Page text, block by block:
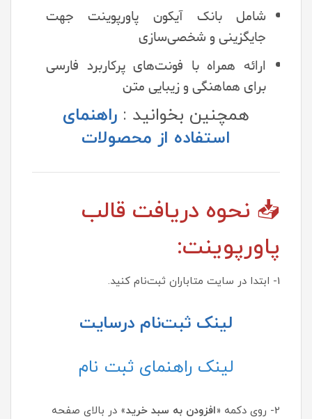
شامل بانک آیکون پاورپوینت جهت
جایگزینی و شخصی‌سازی
ارائه همراه با فونت‌های پرکاربرد فارسی
برای هماهنگی و زیبایی متن
همچنین بخوانید : راهنمای
استفاده از محصولات
📥 نحوه دریافت قالب
پاورپوینت:
1- ابتدا در سایت متاباران ثبت‌نام کنید.
لینک ثبت‌نام درسایت
لینک راهنمای ثبت نام
2- روی دکمه « افزودن به سبد خرید» در بالای صفحه